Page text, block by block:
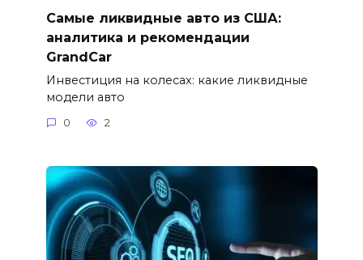
Самые ликвидные авто из США:
аналитика и рекомендации
GrandCar
Инвестиция на колесах: какие ликвидные
модели авто
0 2